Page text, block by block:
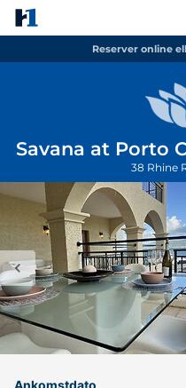
Reserver online
Savana at Porto
38 Rhine
Ankomstdato